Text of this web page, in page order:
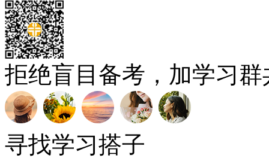
拒绝盲目备考，加学习
寻找学习搭子